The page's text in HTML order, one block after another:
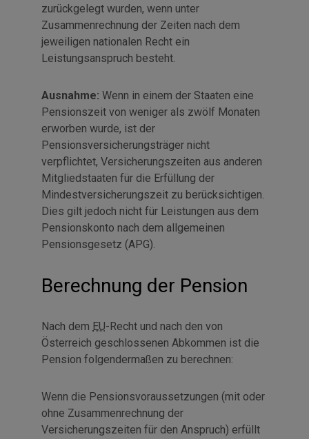
zurückgelegt wurden, wenn unter
Zusammenrechnung der Zeiten nach dem
jeweiligen nationalen Recht ein
Leistungsanspruch besteht.
Ausnahme: Wenn in einem der Staaten eine
Pensionszeit von weniger als zwölf Monaten
erworben wurde, ist der
Pensionsversicherungsträger nicht
verpflichtet, Versicherungszeiten aus anderen
Mitgliedstaaten für die Erfüllung der
Mindestversicherungszeit zu berücksichtigen.
Dies gilt jedoch nicht für Leistungen aus dem
Pensionskonto nach dem allgemeinen
Pensionsgesetz (APG).
Berechnung der Pension
Nach dem EU-Recht und nach den von
Österreich geschlossenen Abkommen ist die
Pension folgendermaßen zu berechnen:
Wenn die Pensionsvoraussetzungen (mit oder
ohne Zusammenrechnung der
Versicherungszeiten für den Anspruch) erfüllt